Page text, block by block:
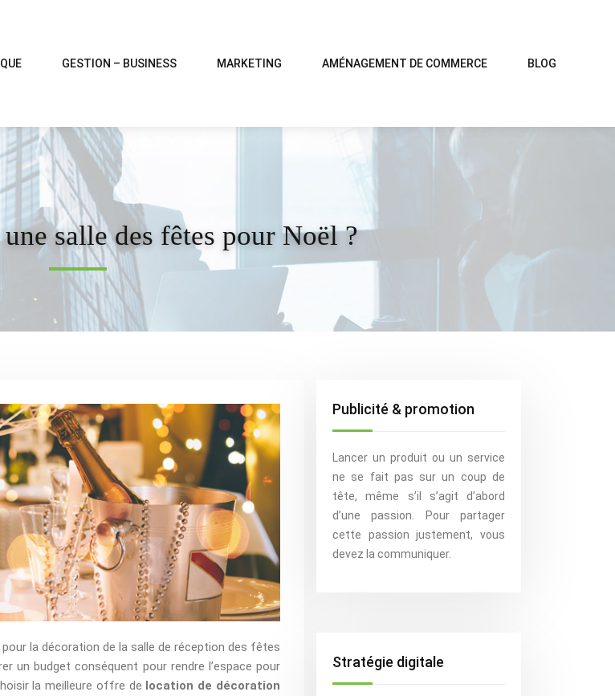
GESTION – BUSINESS MARKETING AMÉNAGEMENT DE COMMERCE BLOG
salle des fêtes pour Noël ?
la décoration de la salle de réception des fêtes
un budget conséquent pour rendre l’espace pour
la meilleure offre de location de décoration
Publicité & promotion
Lancer un produit ou un service
ne se fait pas sur un coup de
tête, même s’il s’agit d’abord
d’une passion. Pour partager
cette passion justement, vous
devez la communiquer.
Stratégie digitale